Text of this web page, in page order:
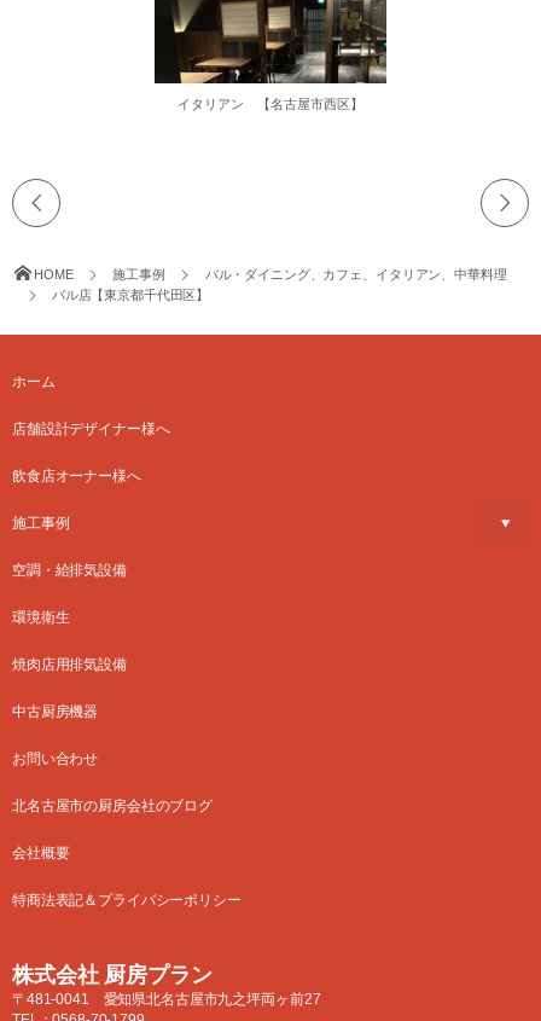
イタリアン 【名古屋市西区】
HOME 施工事例
バル・ダイニング、カフェ、イタリアン、中華料理
バル店【東京都千代田区】
ホーム
店舗設計デザイナー様へ
飲食店オーナー様へ
施工事例
空調・給排気設備
環境衛生
焼肉店用排気設備
中古厨房機器
お問い合わせ
北名古屋市の厨房会社のブログ
会社概要
特商法表記＆プライバシーポリシー
株式会社 厨房プラン
〒481-0041 愛知県北名古屋市九之坪両ヶ前27